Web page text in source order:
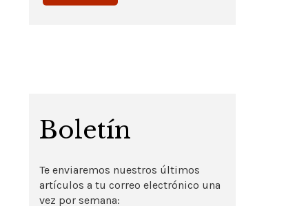
Boletín
Te enviaremos nuestros últimos
artículos a tu correo electrónico una
vez por semana: